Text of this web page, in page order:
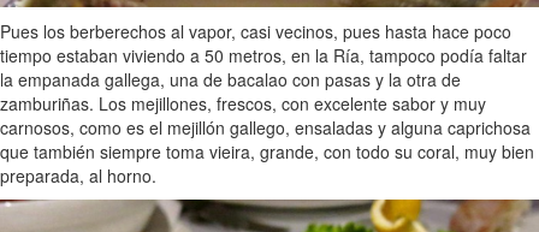
Pues los berberechos al vapor, casi vecinos, pues hasta hace poco
tiempo estaban viviendo a 50 metros, en la Ría, tampoco podía faltar
la empanada gallega, una de bacalao con pasas y la otra de
zamburiñas. Los mejillones, frescos, con excelente sabor y muy
carnosos, como es el mejillón gallego, ensaladas y alguna caprichosa
que también siempre toma vieira, grande, con todo su coral, muy bien
preparada, al horno.